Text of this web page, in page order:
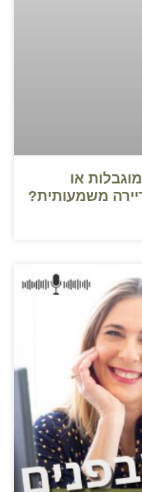
או
משמעותית?